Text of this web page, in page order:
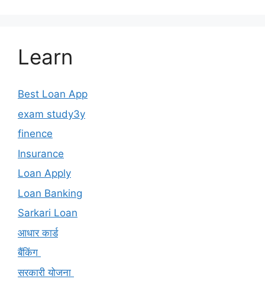
Learn
Best Loan App
exam study3y
finence
Insurance
Loan Apply
Loan Banking
Sarkari Loan
आधार कार्ड
बैंकिंग
सरकारी योजना